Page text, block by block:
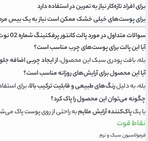
برای افراد تازه‌کار نیاز به تمرین در استفاده دارد
برای پوست‌های خیلی خشک ممکن است نیاز به یک بیس
سوالات متداول در مورد پالت کانتور پرفکتینگ شماره 02 نوت:
آیا این پالت برای پوست‌های چرب مناسب است؟
بله، بافت پودری سبک این محصول،از ایجاد چربی اضافه
آیا این محصول برای آرایش‌های روزانه مناسب است؟
بله، به دلیلرنگ‌های طبیعی و قابلیت ترکیب بالا، برای
چگونه می‌توان این محصول را پاک کرد؟
با یکپاک‌کننده آرایش ملایمبه راحتی از روی پوست پاک
نقاط قوت
فرمولاسیون سبک و نرم